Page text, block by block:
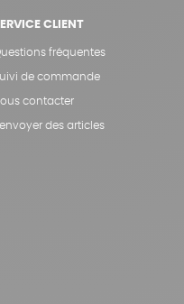
CLIENT
fréquentes
de commande
contacter
des articles